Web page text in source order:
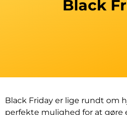
Black
Black Friday er lige rundt om
perfekte mulighed for at gøre